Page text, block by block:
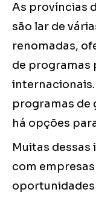
As províncias
são lar de
renomadas,
de programas
programas de
há opções
Muitas
com
oportunidades